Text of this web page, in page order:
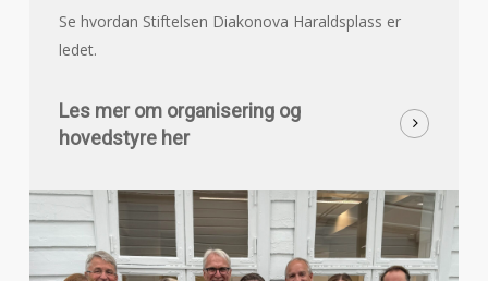
Se hvordan Stiftelsen Diakonova Haraldsplass er
ledet.
Les mer om organisering og
hovedstyre her